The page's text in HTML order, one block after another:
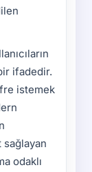
ifadedir.
istemek
odaklı